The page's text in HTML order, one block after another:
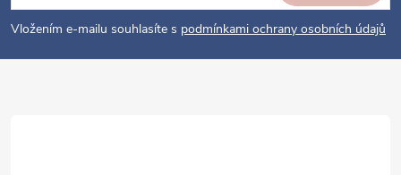
e
Vložením e-mailu souhlasíte s podmínkami ochrany osobních údajů